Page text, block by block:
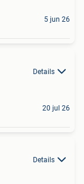
5 jun 26
Details
20 jul 26
Details